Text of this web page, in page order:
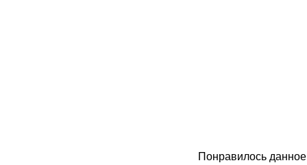
Понравилось